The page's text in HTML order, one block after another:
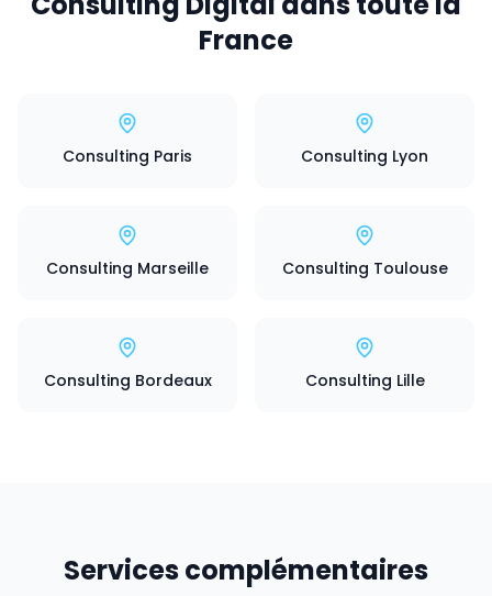
France
Consulting Paris Consulting Lyon
Consulting Marseille Consulting Toulouse
Consulting Bordeaux Consulting Lille
Services complémentaires